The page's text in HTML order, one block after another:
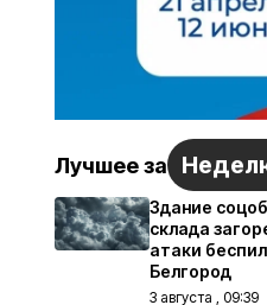
Лучшее за
Здание
склада
атаки
Белгород
3 августа , 09:39